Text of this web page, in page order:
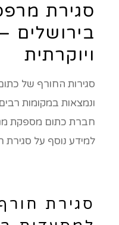
סגירת
בירושלים
ויוקרתית
סגירות החורף של
ונמצאות במקומות
חברת כתום מספקת
למידע נוסף על
סגירת